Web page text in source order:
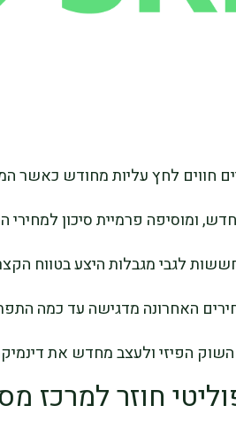
חווים לחץ עליות מחודש כאשר
ומוסיפה פרמיית סיכון למחירי
לגבי מגבלות היצע בטווח
האחרונה מדגישה עד כמה
השוק הפיזי ולעצב מחדש את
חוזר למרכז